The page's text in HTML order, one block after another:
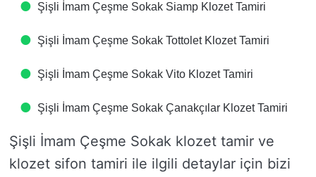
Şişli İmam Çeşme Sokak Siamp Klozet Tamiri
Şişli İmam Çeşme Sokak Tottolet Klozet Tamiri
Şişli İmam Çeşme Sokak Vito Klozet Tamiri
Şişli İmam Çeşme Sokak Çanakçılar Klozet Tamiri
Şişli İmam Çeşme Sokak klozet tamir ve
klozet sifon tamiri ile ilgili detaylar için bizi